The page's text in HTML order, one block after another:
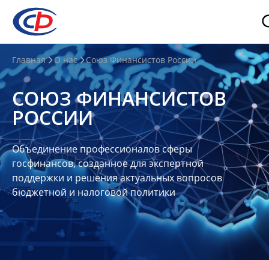
О
нас
О
СФР
Совет
Союза
Участники
Планы
отчеты
Контакты
Главная О нас Союз Финансистов России
СОЮЗ ФИНАНСИСТОВ
РОССИИ
Объединение профессионалов сферы
госфинансов, созданное для экспертной
поддержки и решения актуальных вопросов
бюджетной и налоговой политики